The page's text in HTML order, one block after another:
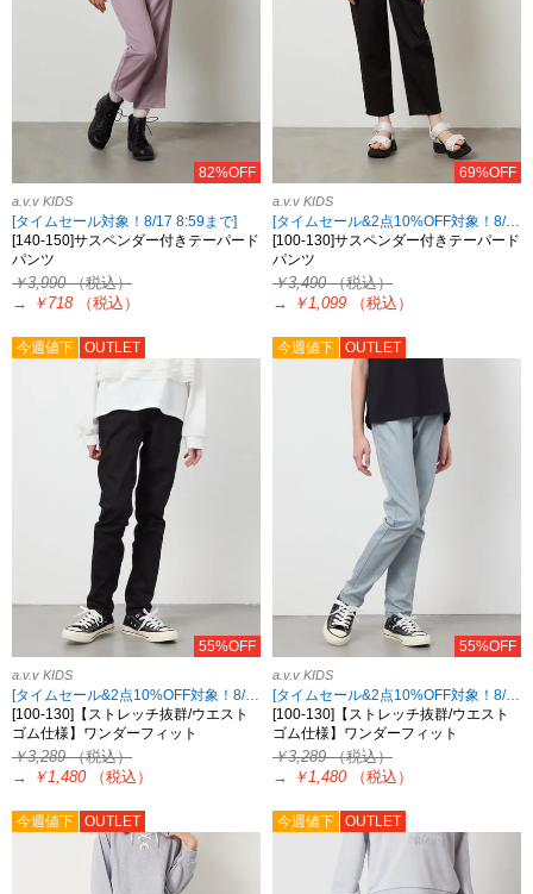
82%OFF
a.v.v KIDS
[タイムセール対象！8/17 8:59まで]
[140-150]サスペンダー付きテーパード
パンツ
￥3,990（税込）
→
￥718 （税込）
69%OFF
a.v.v KIDS
[タイムセール&2点10%OFF対象！8/17 8:59まで]
[100-130]サスペンダー付きテーパード
パンツ
￥3,490（税込）
→
￥1,099 （税込）
今週値下 OUTLET
55%OFF
a.v.v KIDS
[タイムセール&2点10%OFF対象！8/17 8:59まで]
[100-130]【ストレッチ抜群/ウエスト
ゴム仕様】ワンダーフィット
￥3,289（税込）
→
￥1,480 （税込）
今週値下 OUTLET
55%OFF
a.v.v KIDS
[タイムセール&2点10%OFF対象！8/17 8:59まで]
[100-130]【ストレッチ抜群/ウエスト
ゴム仕様】ワンダーフィット
￥3,289（税込）
→
￥1,480 （税込）
今週値下 OUTLET 今週値下 OUTLET